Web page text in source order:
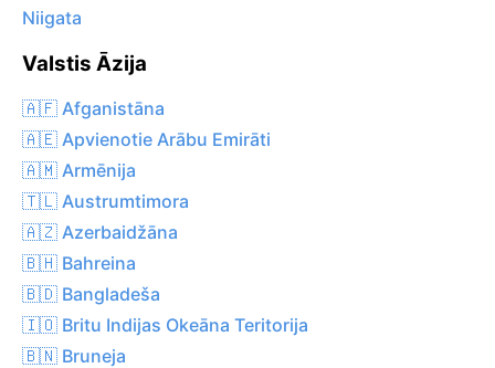
Niigata
Valstis Āzija
🇦🇫 Afganistāna
🇦🇪 Apvienotie Arābu Emirāti
🇦🇲 Armēnija
🇹🇱 Austrumtimora
🇦🇿 Azerbaidžāna
🇧🇭 Bahreina
🇧🇩 Bangladeša
🇮🇴 Britu Indijas Okeāna Teritorija
🇧🇳 Bruneja